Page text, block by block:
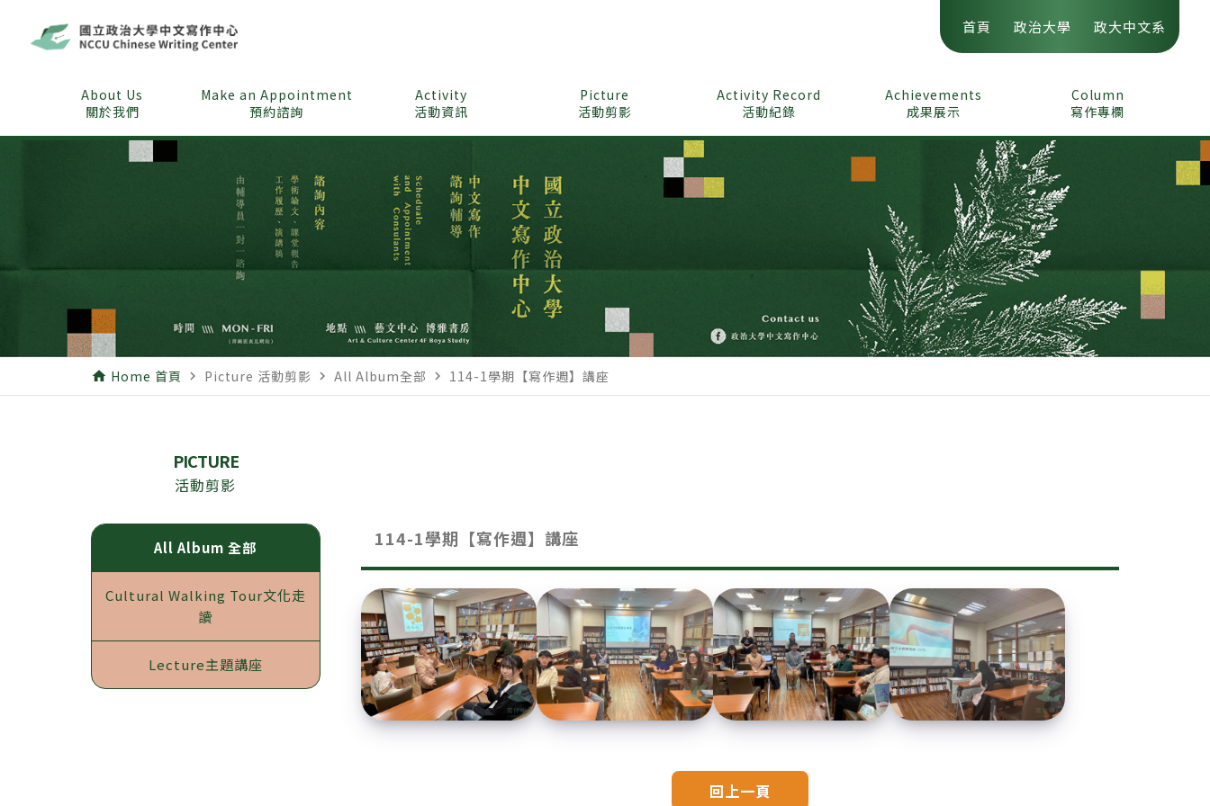
首頁 政治大學 政大中文系
關於我們
About Us
預約諮詢
Make an Appointment
活動資訊
Activity
活動剪影
Picture
活動紀錄
Activity Record
成果展示
Achievements
寫作專欄
Column
home Home 首頁 navigate_next Picture 活動剪影 navigate_next All Album全部 navigate_next 114-1學期【寫作週】講座
PICTURE
活動剪影
All Album全部
Cultural Walking Tour文化走
讀
Lecture主題講座
114-1學期【寫作週】講座
回上一頁